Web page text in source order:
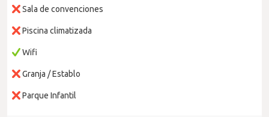
Sala de convenciones
Piscina climatizada
Wifi
Granja / Establo
Parque Infantil